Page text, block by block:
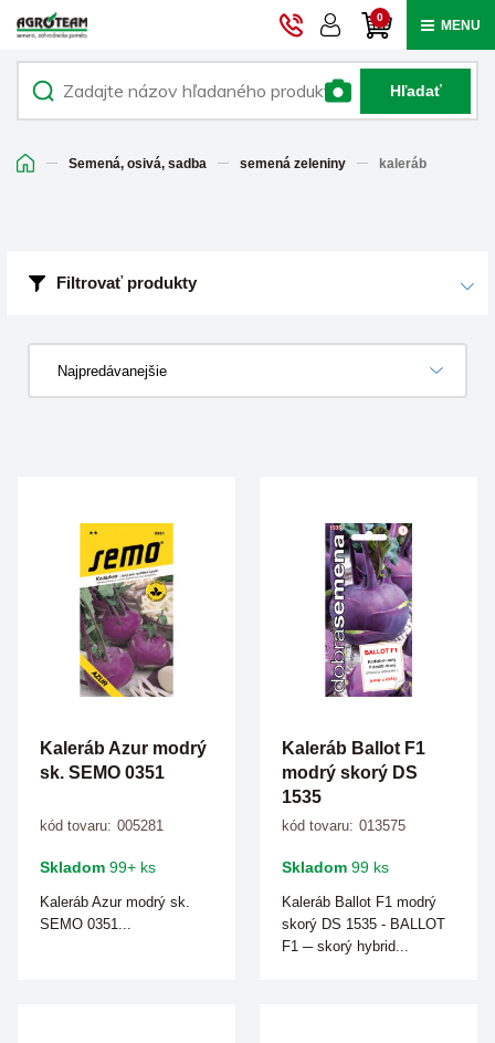
0 MENU
Hľadať
Semená, osivá, sadba semená zeleniny kaleráb
Filtrovať produkty
Najpredávanejšie
Kaleráb Azur modrý
sk. SEMO 0351
kód tovaru: 005281
Skladom 99+ ks
Kaleráb Azur modrý sk.
SEMO 0351...
Kaleráb Ballot F1
modrý skorý DS
1535
kód tovaru: 013575
Skladom 99 ks
Kaleráb Ballot F1 modrý
skorý DS 1535 - BALLOT
F1 ─ skorý hybrid...